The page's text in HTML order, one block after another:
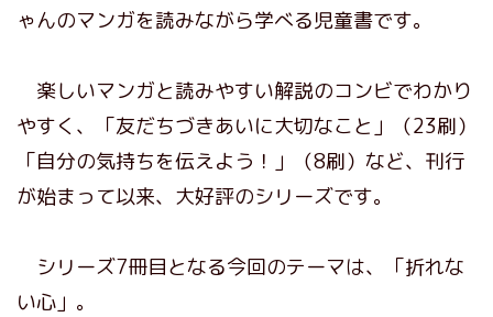
ゃんのマンガを読みながら学べる児童書です。
楽しいマンガと読みやすい解説のコンビでわかり
やすく、「友だちづきあいに大切なこと」（23刷）
「自分の気持ちを伝えよう！」（8刷）など、刊行
が始まって以来、大好評のシリーズです。
シリーズ7冊目となる今回のテーマは、「折れな
い心」。